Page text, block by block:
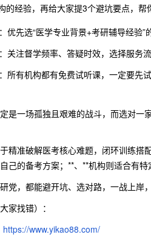
的经验，再给大家提3个避坑要点，帮
优先选“医学专业背景+考研辅导经验
关注督学频率、答疑时效，选择服务
所有机构都有免费试听课，一定要先
是一场孤独且艰难的战斗，而选对一
精准破解医考核心难题，闭环训练
己的备考方案；**、**机构则适合有特
党，都能避开坑、选对路，一战上
家找错）：
https://www.yikao88.com/